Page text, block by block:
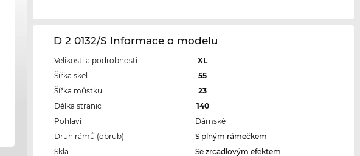
D 2 0132/S Informace o modelu
Velikosti a podrobnosti
XL
Šířka skel
55
Šířka můstku
23
Délka stranic
140
Pohlaví
Dámské
Druh rámů (obrub)
S plným rámečkem
Skla
Se zrcadlovým efektem